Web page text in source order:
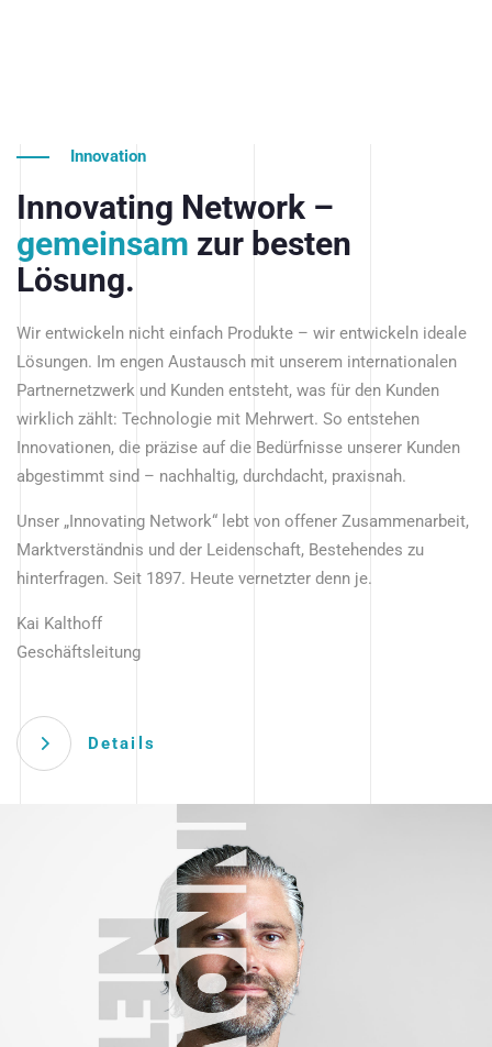
Innovation
Innovating Network –
gemeinsam zur besten
Lösung.
Wir entwickeln nicht einfach Produkte – wir entwickeln ideale
Lösungen. Im engen Austausch mit unserem internationalen
Partnernetzwerk und Kunden entsteht, was für den Kunden
wirklich zählt: Technologie mit Mehrwert. So entstehen
Innovationen, die präzise auf die Bedürfnisse unserer Kunden
abgestimmt sind – nachhaltig, durchdacht, praxisnah.
Unser „Innovating Network“ lebt von offener Zusammenarbeit,
Marktverständnis und der Leidenschaft, Bestehendes zu
hinterfragen. Seit 1897. Heute vernetzter denn je.
Kai Kalthoff
Geschäftsleitung
Details